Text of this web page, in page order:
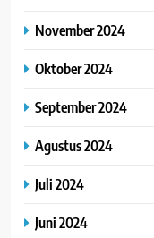
November 2024
Oktober 2024
September 2024
Agustus 2024
Juli 2024
Juni 2024